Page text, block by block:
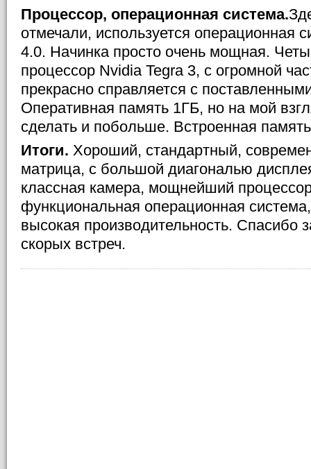
Процессор, операционная система.
отмечали, используется операционная
4.0. Начинка просто очень мощная.
процессор Nvidia Tegra 3, с огромной
прекрасно справляется с
Оперативная память 1ГБ, но на мой
сделать и побольше. Встроенная
Итоги. Хороший, стандартный,
матрица, с большой диагональю
классная камера, мощнейший
функциональная операционная
высокая производительность. Спасибо
скорых встреч.